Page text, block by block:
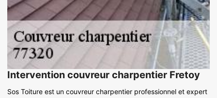
Intervention couvreur charpentier Fretoy
Sos Toiture est un couvreur charpentier professionnel et expert